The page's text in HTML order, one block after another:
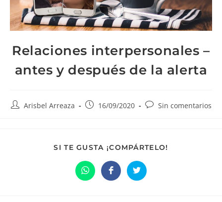
Relaciones interpersonales –
antes y después de la alerta
AutorArisbel Arreaza
Publicación
16/09/2020
Comentarios
Sin comentarios
SI TE GUSTA ¡COMPÁRTELO!
Se
abre
Se
abre
Se
abre